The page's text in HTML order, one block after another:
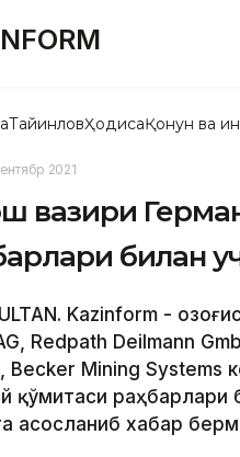
ТайинловҲодисаҚонун ва
2021
вазири
билан
Kazinform -
Redpath Deilmann
Becker Mining Systems
қўмитаси раҳбарлари
асосланиб хабар